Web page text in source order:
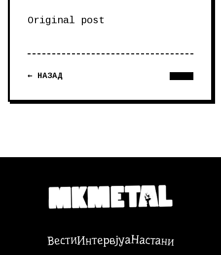
Original post
← НАЗАД
ВестиИнтервјуаНастани